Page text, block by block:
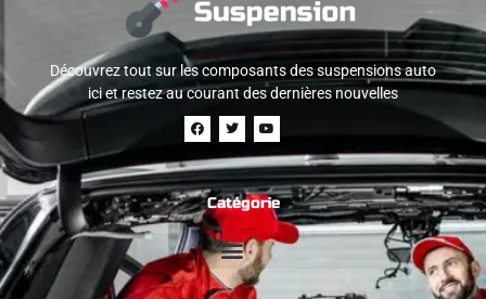
Découvrez tout sur les composants des suspensions auto
ici et restez au courant des dernières nouvelles
Catégorie